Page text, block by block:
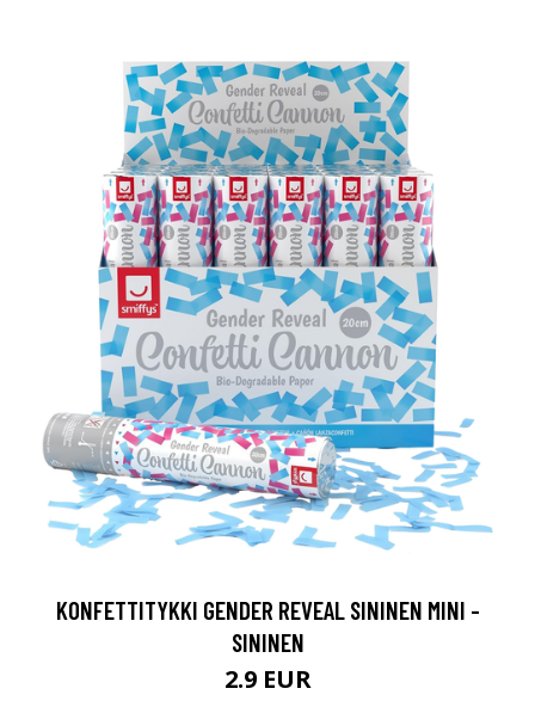
KONFETTITYKKI GENDER REVEAL SININEN MINI -
SININEN
2.9 EUR